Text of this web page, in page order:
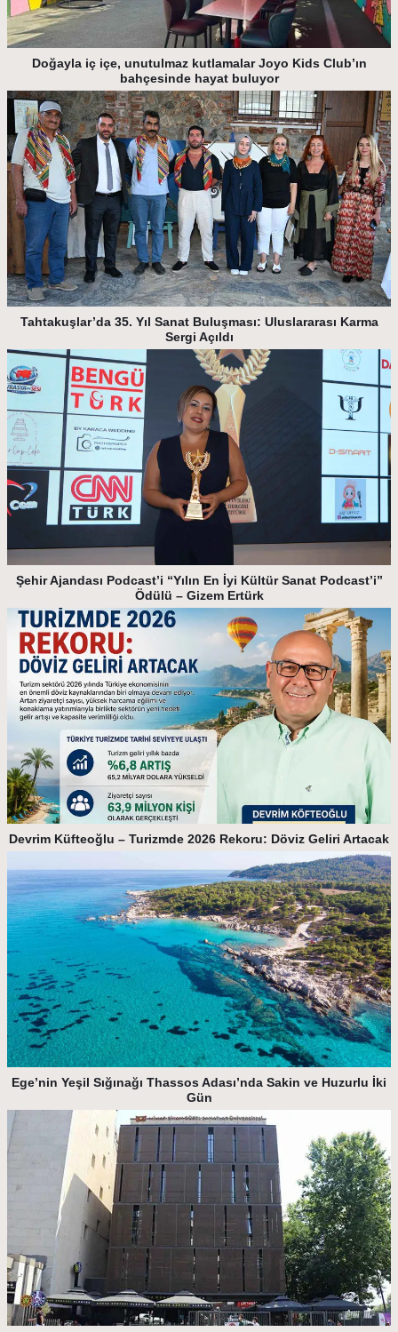
Doğayla iç içe, unutulmaz kutlamalar Joyo Kids Club’ın
bahçesinde hayat buluyor
Tahtakuşlar’da 35. Yıl Sanat Buluşması: Uluslararası Karma
Sergi Açıldı
Şehir Ajandası Podcast’i “Yılın En İyi Kültür Sanat Podcast’i”
Ödülü – Gizem Ertürk
Devrim Küfteoğlu – Turizmde 2026 Rekoru: Döviz Geliri Artacak
Ege’nin Yeşil Sığınağı Thassos Adası’nda Sakin ve Huzurlu İki
Gün